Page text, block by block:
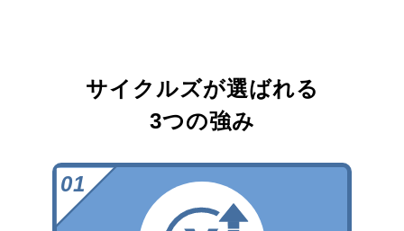
サイクルズが選ばれる
3つの強み